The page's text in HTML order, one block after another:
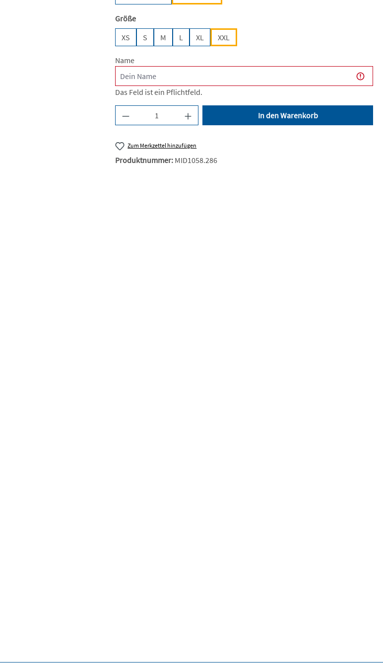
Größeauswählen
XS
S M L XL XXL
Name
Das Feld ist ein Pflichtfeld.
Produkt Anzahl: Gib den gewünschten Wert ein
In den Warenkorb
Zum Merkzettel hinzufügen
Produktnummer: MID1058.286